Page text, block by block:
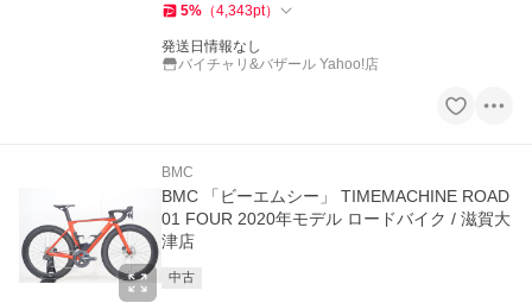
5% （4,343pt）
発送日情報なし
バイチャリ&バザール Yahoo!店
BMC
BMC 「ビーエムシー」 TIMEMACHINE ROAD
01 FOUR 2020年モデル ロードバイク / 滋賀大
津店
中古